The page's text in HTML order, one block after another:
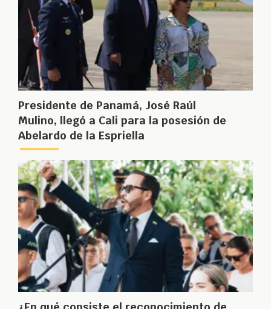
Presidente de Panamá, José Raúl
Mulino, llegó a Cali para la posesión de
Abelardo de la Espriella